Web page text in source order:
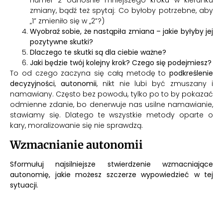
zmiany, bądź też spytaj: Co byłoby potrzebne, aby
„1” zmieniło się w „2”?)
Wyobraź sobie, że nastąpiła zmiana – jakie byłyby jej
pozytywne skutki?
Dlaczego te skutki są dla ciebie ważne?
Jaki będzie twój kolejny krok? Czego się podejmiesz?
To od czego zaczyna się całą metodę to podkreślenie
decyzyjności, autonomii, nikt nie lubi być zmuszany i
namawiany. Często bez powodu, tylko po to by pokazać
odmienne zdanie, bo denerwuje nas usilne namawianie,
stawiamy się. Dlatego te wszystkie metody oparte o
kary, moralizowanie się nie sprawdzą.
Wzmacnianie autonomii
Sformułuj najsilniejsze stwierdzenie wzmacniające
autonomię, jakie możesz szczerze wypowiedzieć w tej
sytuacji.